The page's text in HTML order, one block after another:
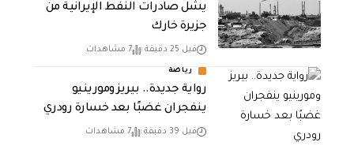
يشل صادرات النفط الإيرانية من
جزيرة خارك
قبل 25 دقيقة 7 مشاهدات
رياضة
رواية جديدة.. بيريز ومورينيو
ينفجران غضبًا بعد خسارة رودري
قبل 39 دقيقة 7 مشاهدات